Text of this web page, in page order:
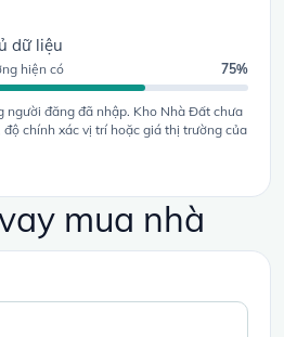
dữ liệu
hiện có 75%
người đăng đã nhập. Kho Nhà Đất chưa
chính xác vị trí hoặc giá thị trường của
mua nhà